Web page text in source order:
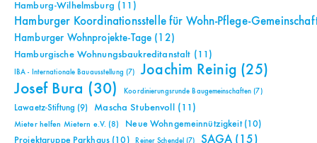
Hamburg-Wilhelmsburg (11)
Hamburger Koordinationsstelle für Wohn-Pflege-
Hamburger Wohnprojekte-Tage (12)
Hamburgische Wohnungsbaukreditanstalt (11)
IBA - Internationale Bauausstellung (7) Joachim Reinig (25)
Josef Bura (30) Koordinierungsrunde Baugemeinschaften (7)
Lawaetz-Stiftung (9) Mascha Stubenvoll (11)
Mieter helfen Mietern e.V. (8) Neue Wohngemeinnützigkeit(10)
Projektgruppe Parkhaus (10) Reiner Schendel (7) SAGA(15)